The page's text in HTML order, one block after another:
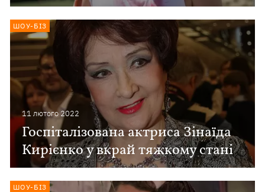
11 лютого 2022
Госпіталізована актриса Зінаїда
Кирієнко у вкрай тяжкому стані
ШОУ-БІЗ
ШОУ-БІЗ